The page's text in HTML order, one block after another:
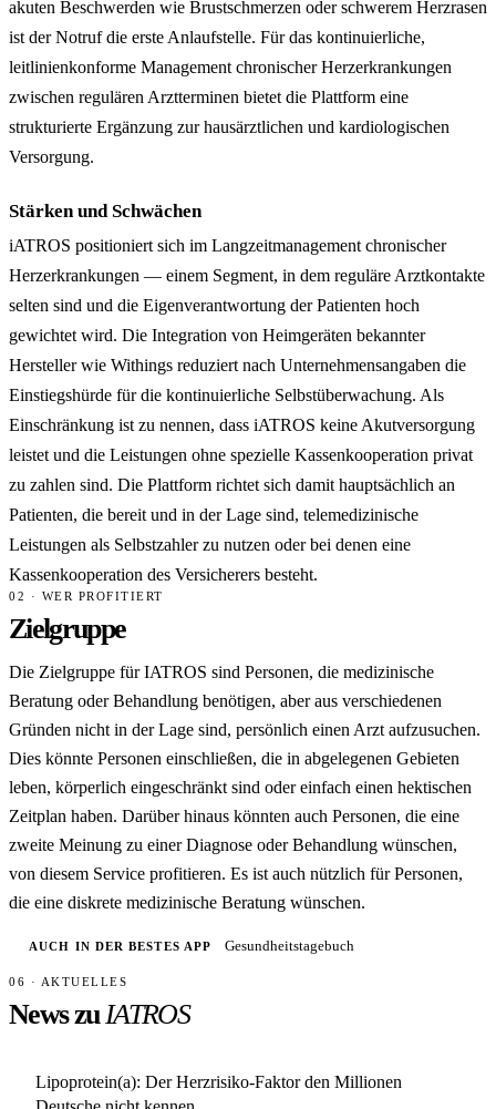
akuten Beschwerden wie Brustschmerzen oder schwerem Herzrasen
ist der Notruf die erste Anlaufstelle. Für das kontinuierliche,
leitlinienkonforme Management chronischer Herzerkrankungen
zwischen regulären Arztterminen bietet die Plattform eine
strukturierte Ergänzung zur hausärztlichen und kardiologischen
Versorgung.
Stärken und Schwächen
iATROS positioniert sich im Langzeitmanagement chronischer
Herzerkrankungen — einem Segment, in dem reguläre Arztkontakte
selten sind und die Eigenverantwortung der Patienten hoch
gewichtet wird. Die Integration von Heimgeräten bekannter
Hersteller wie Withings reduziert nach Unternehmensangaben die
Einstiegshürde für die kontinuierliche Selbstüberwachung. Als
Einschränkung ist zu nennen, dass iATROS keine Akutversorgung
leistet und die Leistungen ohne spezielle Kassenkooperation privat
zu zahlen sind. Die Plattform richtet sich damit hauptsächlich an
Patienten, die bereit und in der Lage sind, telemedizinische
Leistungen als Selbstzahler zu nutzen oder bei denen eine
Kassenkooperation des Versicherers besteht.
02 · WER PROFITIERT
Zielgruppe
Die Zielgruppe für IATROS sind Personen, die medizinische
Beratung oder Behandlung benötigen, aber aus verschiedenen
Gründen nicht in der Lage sind, persönlich einen Arzt aufzusuchen.
Dies könnte Personen einschließen, die in abgelegenen Gebieten
leben, körperlich eingeschränkt sind oder einfach einen hektischen
Zeitplan haben. Darüber hinaus könnten auch Personen, die eine
zweite Meinung zu einer Diagnose oder Behandlung wünschen,
von diesem Service profitieren. Es ist auch nützlich für Personen,
die eine diskrete medizinische Beratung wünschen.
AUCH IN DER BESTES APP Gesundheitstagebuch
06 · AKTUELLES
News zuIATROS
Lipoprotein(a): Der Herzrisiko-Faktor den Millionen